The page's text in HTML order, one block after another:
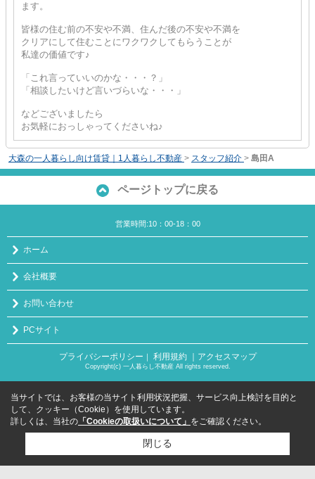
ます。
皆様の住む前の不安や不満、住んだ後の不安や不満を
クリアにして住むことにワクワクしてもらうことが
私達の価値です♪
「これ言っていいのかな・・・？」
「相談したいけど言いづらいな・・・」
などございましたら
お気軽におっしゃってくださいね♪
大森の一人暮らし向け賃貸｜1人暮らし不動産 > スタッフ紹介 > 島田A
ページトップに戻る
営業時間:10：00-18：00
ホーム
会社概要
お問い合わせ
PCサイト
プライバシーポリシー 利用規約 ｜アクセスマップ
Copyright(c) 一人暮らし不動産 All rights reserved.
当サイトでは、お客様の当サイト利用状況把握、サービス向上検討を目的と
して、クッキー（Cookie）を使用しています。
詳しくは、当社の 「Cookieの取扱いについて」 をご確認ください。
閉じる